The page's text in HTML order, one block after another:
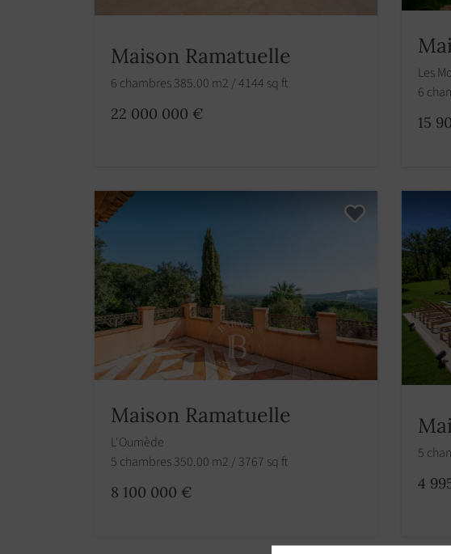
Maison Ramatuelle
6 chambres 385.00 m2 / 4144 sq ft
22 000 000 €
Les
6
15
Maison Ramatuelle
L'Oumède
5 chambres 350.00 m2 / 3767 sq ft
8 100 000 €
5
4